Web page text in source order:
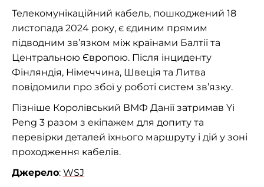
Телекомунікаційний кабель, пошкоджений 18
листопада 2024 року, є єдиним прямим
підводним зв’язком між країнами Балтії та
Центральною Європою. Після інциденту
Фінляндія, Німеччина, Швеція та Литва
повідомили про збої у роботі систем зв’язку.
Пізніше Королівський ВМФ Данії затримав Yi
Peng 3 разом з екіпажем для допиту та
перевірки деталей їхнього маршруту і дій у зоні
проходження кабелів.
Джерело: WSJ